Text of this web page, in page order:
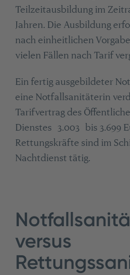
Teilzeitausbildung im
Jahren. Die Ausbildung
nach einheitlichen
vielen Fällen nach Tarif
Ein fertig ausgebildeter
eine Notfallsanitäterin
Tarifvertrag des
Dienstes 3.003 bis 3.699
Rettungskräfte sind im
Nachtdienst tätig.
versus